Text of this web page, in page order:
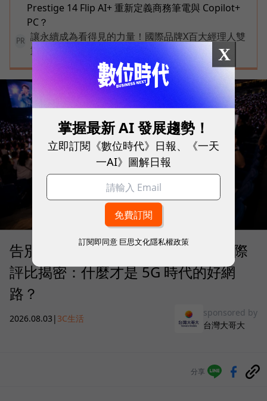
Prestige 14 Flip AI+ 重新定義商務筆電與 Copilot+
PC？
PR
讓永續成為看得見的力量！國際品牌X百大經理人雙
重榮譽認證，放大永續價值影響力
告別「極速迷思」！Opensignal 國際
評比揭密：什麼才是 5G 時代的好網
路？
2026.08.03 | 3C生活
sponsored by
台灣大哥大
分享
X
掌握最新 AI 發展趨勢！
立即訂閱《數位時代》日報、《一天
一AI》圖解日報
訂閱即同意 巨思文化隱私權政策